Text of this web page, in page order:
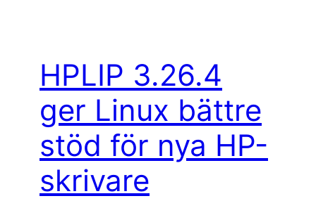
HPLIP 3.26.4
ger Linux bättre
stöd för nya HP-
skrivare